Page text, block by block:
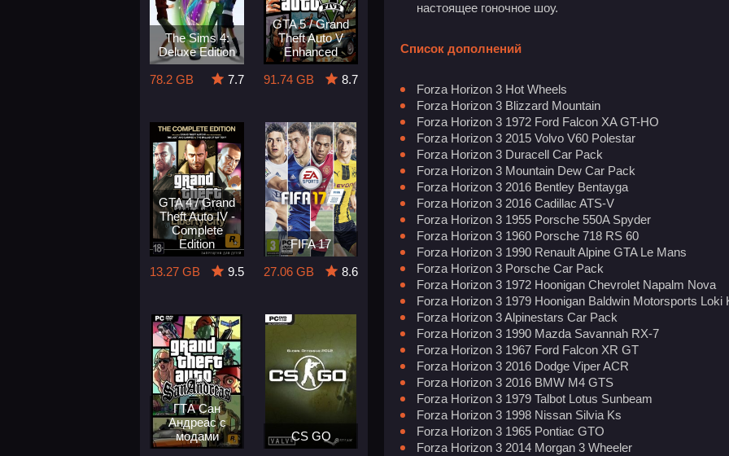
The Sims 4:
Deluxe Edition
78.2 GB
7.7
GTA 5 / Grand
Theft Auto V
Enhanced
91.74 GB
8.7
GTA 4 / Grand
Theft Auto IV -
Complete
Edition
13.27 GB
9.5
FIFA 17
27.06 GB
8.6
ГТА Сан
Андреас с
модами
CS GO
настоящее гоночное шоу.
Список дополнений
Forza Horizon 3 Hot Wheels
Forza Horizon 3 Blizzard Mountain
Forza Horizon 3 1972 Ford Falcon XA GT-HO
Forza Horizon 3 2015 Volvo V60 Polestar
Forza Horizon 3 Duracell Car Pack
Forza Horizon 3 Mountain Dew Car Pack
Forza Horizon 3 2016 Bentley Bentayga
Forza Horizon 3 2016 Cadillac ATS-V
Forza Horizon 3 1955 Porsche 550A Spyder
Forza Horizon 3 1960 Porsche 718 RS 60
Forza Horizon 3 1990 Renault Alpine GTA Le Mans
Forza Horizon 3 Porsche Car Pack
Forza Horizon 3 1972 Hoonigan Chevrolet Napalm Nova
Forza Horizon 3 1979 Hoonigan Baldwin Motorsports Loki
Forza Horizon 3 Alpinestars Car Pack
Forza Horizon 3 1990 Mazda Savannah RX-7
Forza Horizon 3 1967 Ford Falcon XR GT
Forza Horizon 3 2016 Dodge Viper ACR
Forza Horizon 3 2016 BMW M4 GTS
Forza Horizon 3 1979 Talbot Lotus Sunbeam
Forza Horizon 3 1998 Nissan Silvia Ks
Forza Horizon 3 1965 Pontiac GTO
Forza Horizon 3 2014 Morgan 3 Wheeler